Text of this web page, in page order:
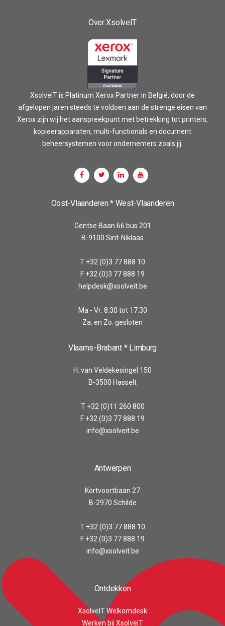
Over XsolveIT
XsolveIT is Platinum Xerox Partner in België, door de
afgelopen jaren steeds te voldoen aan de strenge eisen van
Xerox zijn wij het aanspreekpunt met betrekking tot printers,
kopieerapparaten, multi-functionals en document
beheersystemen voor ondernemers zoals jij.
Oost-Vlaanderen * West-Vlaanderen
Gentse Baan 66 bus 201
B-9100 Sint-Niklaas
T +32 (0)3 77 888 10
F +32 (0)3 77 888 19
helpdesk@xsolveit.be
Ma - Vr: 8:30 tot 17:30
Za. en Zo. gesloten
Vlaams-Brabant * Limburg
H. van Veldekesingel 150
B-3500 Hasselt
T +32 (0)11 260 800
F +32 (0)3 77 888 19
info@xsolveit.be
Antwerpen
Kortvoortbaan 27
B-2970 Schilde
T +32 (0)3 77 888 10
F +32 (0)3 77 888 19
info@xsolveit.be
Ontdekken
XsolveIT Welkomdesk
Werken bij XsolveIT